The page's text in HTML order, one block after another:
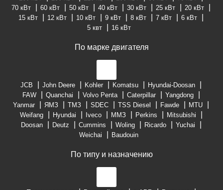
70 кВт
60 кВт 50 кВт 40 кВт 30 кВт 25 кВт
20 кВт
15 кВт
12 кВт 10 кВт 9 кВт 8 кВт 7 кВт
6 кВт
5 квт
16 кВт
По марке двигателя
JCB John Deere Kohler Komatsu
Hyundai-Doosan
FAW
Quanchai Volvo Penta Caterpillar
Yangdong
Yanmar
ЯМЗ ТМЗ SDEC TSS Diesel Fawde
MTU
Weifang
Hyundai Iveco ММЗ Perkins
Mitsubishi
Doosan
Deutz Cummins Woling Ricardo
Yuchai
Weichai
Baudouin
По типу и назначению